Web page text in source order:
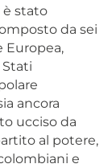
stato
da sei
Europea,
ancora
ucciso da
al potere,
e